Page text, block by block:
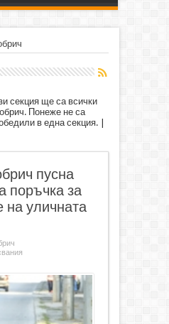
секция ще са всички
Понеже не са
в една секция. |
пусна
поръчка за
на уличната